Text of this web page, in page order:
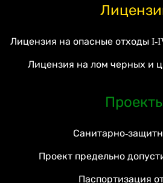
Лицензия на опасные отходы I-
Лицензия на лом черных и
Санитарно-
Проект предельно
Паспортизация